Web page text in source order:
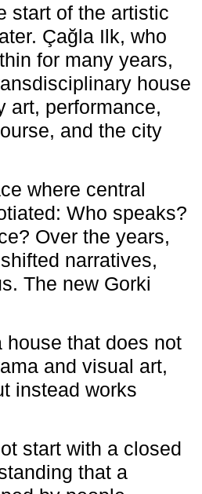
start of the artistic
Çağla Ilk, who
for many years,
house
art, performance,
and the city
where central
Who speaks?
Over the years,
narratives,
The new Gorki
that does not
and visual art,
instead works
start with a closed
that a